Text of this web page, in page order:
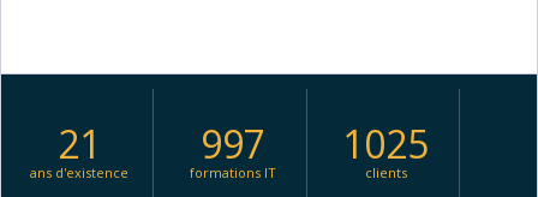
21
ans d'existence
997
formations IT
1025
clients